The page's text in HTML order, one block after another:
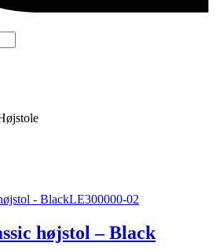
LE300000-02
højstol – Black